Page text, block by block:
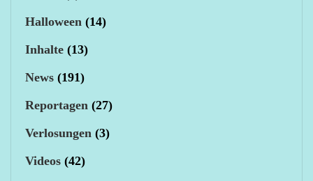
Halloween (14)
Inhalte (13)
News (191)
Reportagen (27)
Verlosungen (3)
Videos (42)